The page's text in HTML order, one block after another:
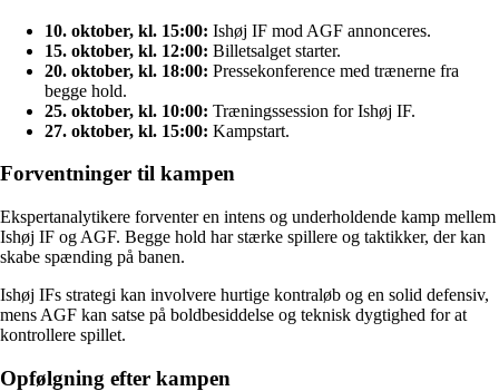
10. oktober, kl. 15:00: Ishøj IF mod AGF annonceres.
15. oktober, kl. 12:00: Billetsalget starter.
20. oktober, kl. 18:00: Pressekonference med trænerne fra
begge hold.
25. oktober, kl. 10:00: Træningssession for Ishøj IF.
27. oktober, kl. 15:00: Kampstart.
Forventninger til kampen
Ekspertanalytikere forventer en intens og underholdende kamp mellem
Ishøj IF og AGF. Begge hold har stærke spillere og taktikker, der kan
skabe spænding på banen.
Ishøj IFs strategi kan involvere hurtige kontraløb og en solid defensiv,
mens AGF kan satse på boldbesiddelse og teknisk dygtighed for at
kontrollere spillet.
Opfølgning efter kampen